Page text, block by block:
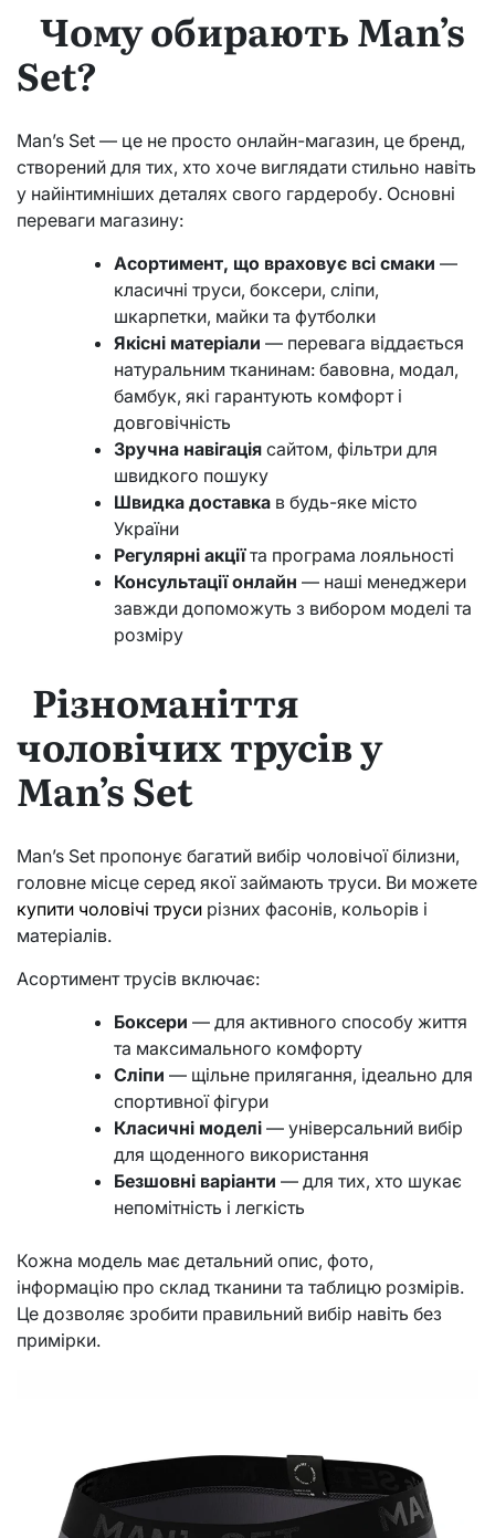
Чому обирають Man’s
Set?
Man’s Set — це не просто онлайн-магазин, це бренд,
створений для тих, хто хоче виглядати стильно навіть
у найінтимніших деталях свого гардеробу. Основні
переваги магазину:
Асортимент, що враховує всі смаки —
класичні труси, боксери, сліпи,
шкарпетки, майки та футболки
Якісні матеріали — перевага віддається
натуральним тканинам: бавовна, модал,
бамбук, які гарантують комфорт і
довговічність
Зручна навігація сайтом, фільтри для
швидкого пошуку
Швидка доставка в будь-яке місто
України
Регулярні акціїта програма лояльності
Консультації онлайн — наші менеджери
завжди допоможуть з вибором моделі та
розміру
Різноманіття
чоловічих трусів у
Man’s Set
Man’s Set пропонує багатий вибір чоловічої білизни,
головне місце серед якої займають труси. Ви можете
купити чоловічі труси різних фасонів, кольорів і
матеріалів.
Асортимент трусів включає:
Боксери — для активного способу життя
та максимального комфорту
Сліпи — щільне прилягання, ідеально для
спортивної фігури
Класичні моделі — універсальний вибір
для щоденного використання
Безшовні варіанти — для тих, хто шукає
непомітність і легкість
Кожна модель має детальний опис, фото,
інформацію про склад тканини та таблицю розмірів.
Це дозволяє зробити правильний вибір навіть без
примірки.